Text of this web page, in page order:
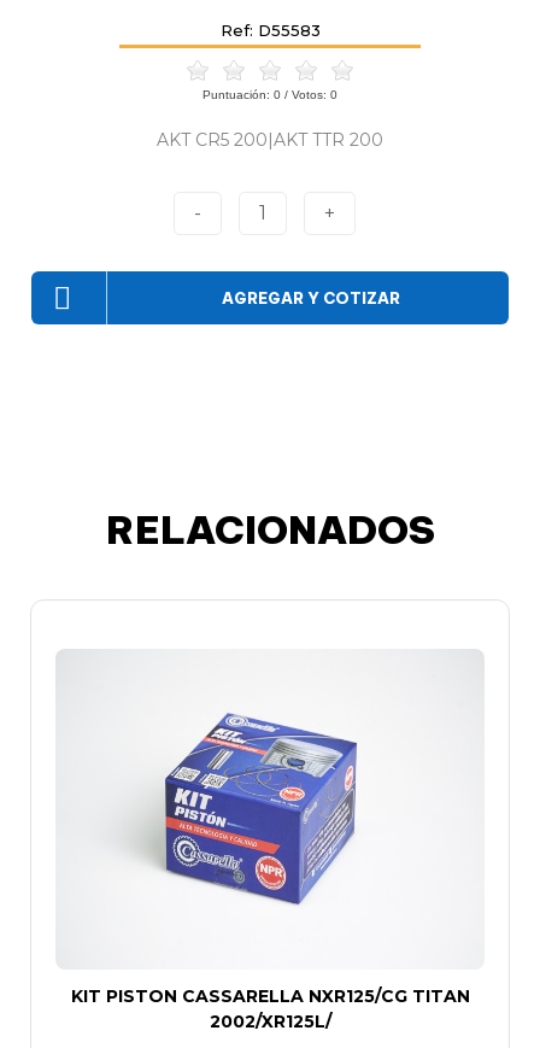
Ref: D55583
Puntuación: 0 / Votos: 0
AKT CR5 200|AKT TTR 200
- 1 +
AGREGAR Y COTIZAR
RELACIONADOS
KIT PISTON CASSARELLA NXR125/CG TITAN
2002/XR125L/